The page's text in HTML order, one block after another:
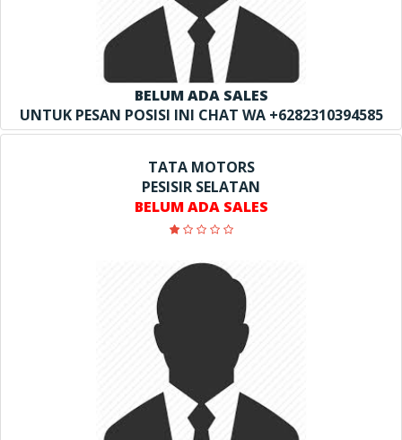
BELUM ADA SALES
UNTUK PESAN POSISI INI CHAT WA +6282310394585
TATA MOTORS
PESISIR SELATAN
BELUM ADA SALES